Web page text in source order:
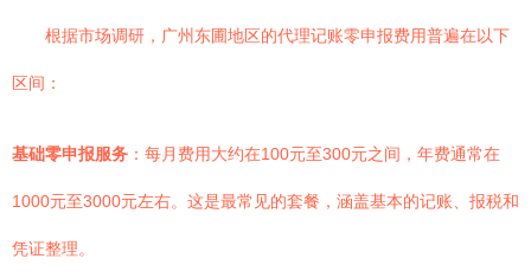
根据市场调研，广州东圃地区的代理记账零申报费用普遍在以下
区间：
基础零申报服务 ：每月费用大约在100元至300元之间，年费通常在
1000元至3000元左右。这是最常见的套餐，涵盖基本的记账、报税和
凭证整理。